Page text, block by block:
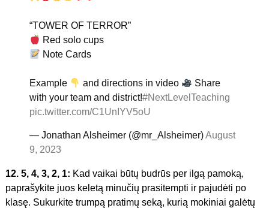
“TOWER OF TERROR”
Red solo cups
Note Cards
Example and directions in video
Share
with your team and district!#NextLevelTeaching
pic.twitter.com/C1UnIYV5oU
— Jonathan Alsheimer (@mr_Alsheimer)August
9, 2023
12. 5, 4, 3, 2, 1: Kad vaikai būtų budrūs per ilgą pamoką,
paprašykite juos keletą minučių prasitempti ir pajudėti po
klasę. Sukurkite trumpą pratimų seką, kurią mokiniai galėtų